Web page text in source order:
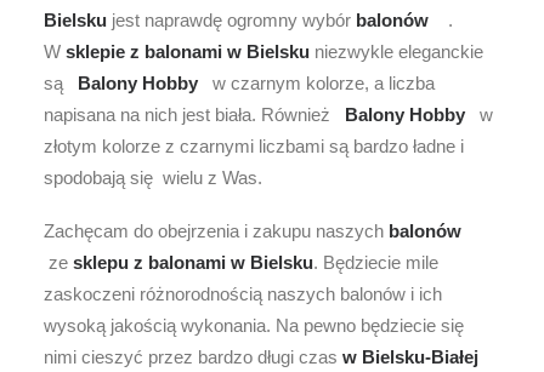
Bielsku jest naprawdę ogromny wybór balonów .
W sklepie z balonami w Bielsku niezwykle eleganckie
są
Balony Hobby w czarnym kolorze, a liczba
napisana na nich jest biała. Również
Balony Hobby
w
złotym kolorze z czarnymi liczbami są bardzo ładne i
spodobają się wielu z Was.
Zachęcam do obejrzenia i zakupu naszych balonów
ze sklepu z balonami w Bielsku. Będziecie mile
zaskoczeni różnorodnością naszych balonów i ich
wysoką jakością wykonania. Na pewno będziecie się
nimi cieszyć przez bardzo długi czas w Bielsku-Białej